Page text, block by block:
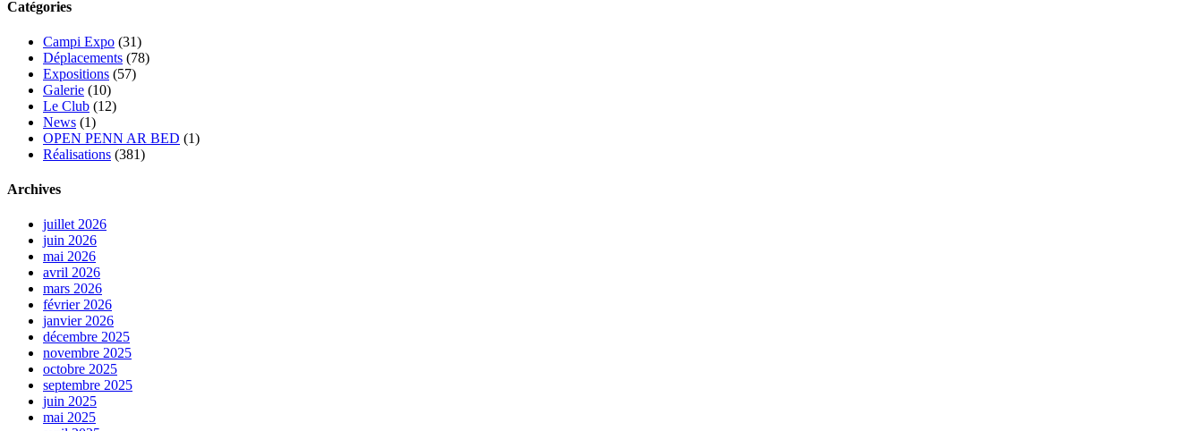
Catégories
Campi Expo (31)
Déplacements (78)
Expositions (57)
Galerie (10)
Le Club (12)
News (1)
OPEN PENN AR BED (1)
Réalisations (381)
Archives
juillet 2026
juin 2026
mai 2026
avril 2026
mars 2026
février 2026
janvier 2026
décembre 2025
novembre 2025
octobre 2025
septembre 2025
juin 2025
mai 2025